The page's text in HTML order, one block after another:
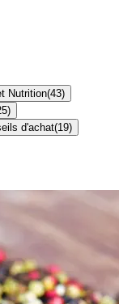
Nutrition(43)
)
d'achat(19)